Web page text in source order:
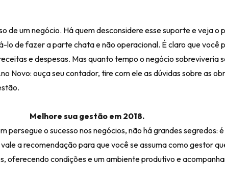
de um negócio. Há quem desconsidere esse suporte e veja o
lo de fazer a parte chata e não operacional. É claro que você
e despesas. Mas quanto tempo o negócio sobreviveria
Novo: ouça seu contador, tire com ele as dúvidas sobre as
Melhore sua gestão em 2018.
persegue o sucesso nos negócios, não há grandes segredos:
a recomendação para que você se assuma como gestor
oferecendo condições e um ambiente produtivo e